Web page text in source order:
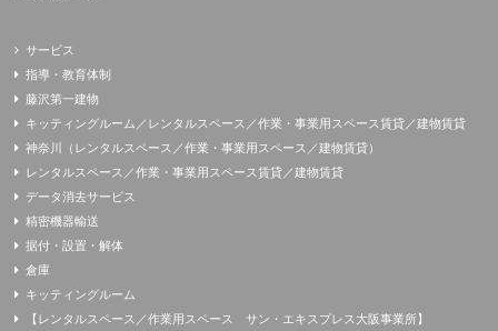
サービス
指導・教育体制
藤沢第一建物
キッティングルーム／レンタルスペース／作業・事業用スペース賃貸／建物賃貸
神奈川（レンタルスペース／作業・事業用スペース／建物賃貸）
レンタルスペース／作業・事業用スペース賃貸／建物賃貸
データ消去サービス
精密機器輸送
据付・設置・解体
倉庫
キッティングルーム
【レンタルスペース／作業用スペース サン・エキスプレス大阪事業所】